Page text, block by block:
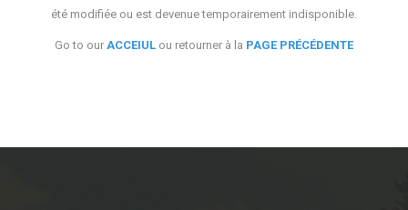
été modifiée ou est devenue temporairement indisponible.
Go to our ACCEIUL ou retourner à la PAGE PRÉCÉDENTE